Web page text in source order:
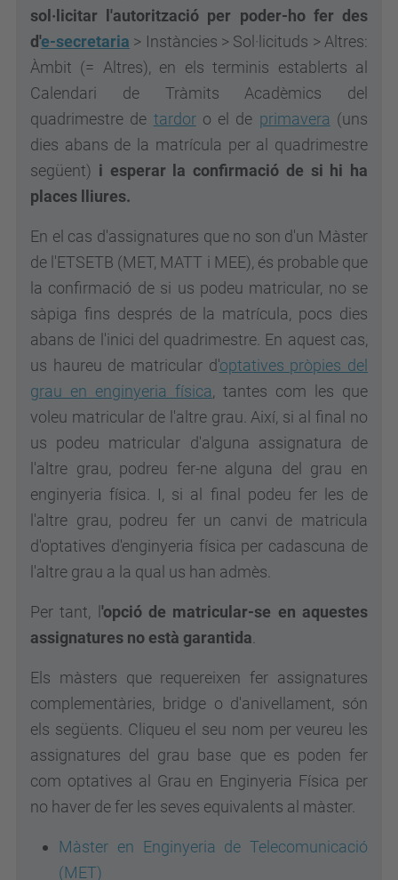
sol·licitar l'autorització per poder-ho fer des
d'e-secretaria > Instàncies > Sol·licituds > Altres:
Àmbit (= Altres), en els terminis establerts al
Calendari de Tràmits Acadèmics del
quadrimestre de tardoro el de primavera (uns
dies abans de la matrícula per al quadrimestre
següent) i esperar la confirmació de si hi ha
places lliures.
En el cas d'assignatures que no son d'un Màster
de l'ETSETB (MET, MATT i MEE), és probable que
la confirmació de si us podeu matricular, no se
sàpiga fins després de la matrícula, pocs dies
abans de l'inici del quadrimestre. En aquest cas,
us haureu de matricular d'optatives pròpies del
grau en enginyeria física, tantes com les que
voleu matricular de l'altre grau. Així, si al final no
us podeu matricular d'alguna assignatura de
l'altre grau, podreu fer-ne alguna del grau en
enginyeria física. I, si al final podeu fer les de
l'altre grau, podreu fer un canvi de matricula
d'optatives d'enginyeria física per cadascuna de
l'altre grau a la qual us han admès.
Per tant, l 'opció de matricular-se en aquestes
assignatures no està garantida
Els màsters que requereixen fer assignatures
complementàries, bridge o d'anivellament, són
els següents. Cliqueu el seu nom per veureu les
assignatures del grau base que es poden fer
com optatives al Grau en Enginyeria Física per
no haver de fer les seves equivalents al màster.
Màster en Enginyeria de Telecomunicació
(MET)